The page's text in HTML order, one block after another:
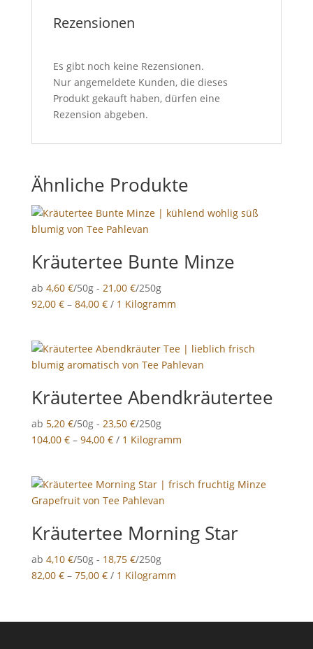
Rezensionen
Es gibt noch keine Rezensionen.
Nur angemeldete Kunden, die dieses
Produkt gekauft haben, dürfen eine
Rezension abgeben.
Ähnliche Produkte
Kräutertee Bunte Minze
ab 4,60 €/50g - 21,00 €/250g
92,00 €– 84,00 €/ 1 Kilogramm
Kräutertee Abendkräutertee
ab 5,20 €/50g - 23,50 €/250g
104,00 €– 94,00 €/ 1 Kilogramm
Kräutertee Morning Star
ab 4,10 €/50g - 18,75 €/250g
82,00 €– 75,00 €/ 1 Kilogramm